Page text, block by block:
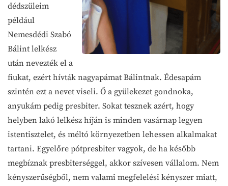
dédszüleim
például
Nemesdédi Szabó
Bálint lelkész
után nevezték el a
fiukat, ezért hívták nagyapámat Bálintnak. Édesapám
szintén ezt a nevet viseli. Ő a gyülekezet gondnoka,
anyukám pedig presbiter. Sokat tesznek azért, hogy
helyben lakó lelkész híján is minden vasárnap legyen
istentisztelet, és méltó környezetben lehessen alkalmakat
tartani. Egyelőre pótpresbiter vagyok, de ha később
megbíznak presbiterséggel, akkor szívesen vállalom. Nem
kényszerűségből, nem valami megfelelési kényszer miatt,